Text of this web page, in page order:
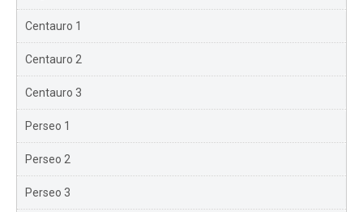
Centauro 1
Centauro 2
Centauro 3
Perseo 1
Perseo 2
Perseo 3